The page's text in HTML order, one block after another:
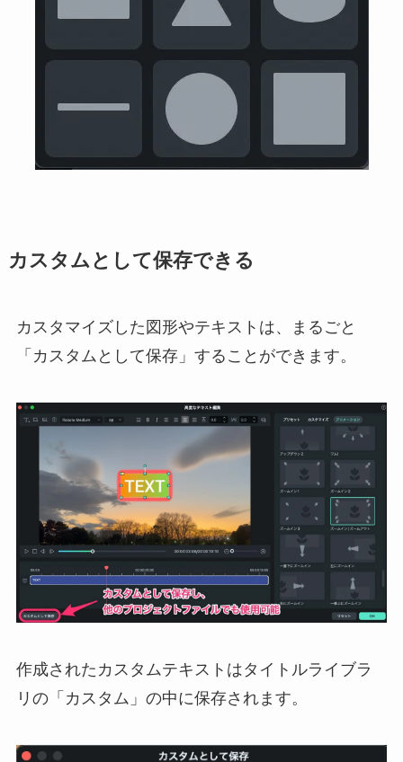
カスタムとして保存できる
カスタマイズした図形やテキストは、まるごと
「カスタムとして保存」することができます。
作成されたカスタムテキストはタイトルライブラ
リの「カスタム」の中に保存されます。